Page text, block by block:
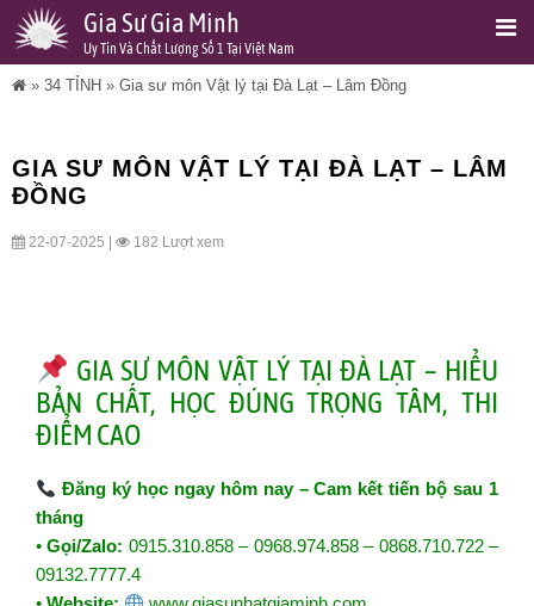
Gia Sư Gia Minh
Uy Tín Và Chất Lượng Số 1 Tại Việt Nam
» 34 TỈNH » Gia sư môn Vật lý tại Đà Lạt – Lâm Đồng
GIA SƯ MÔN VẬT LÝ TẠI ĐÀ LẠT – LÂM
ĐỒNG
22-07-2025 | 182 Lượt xem
GIA SƯ MÔN VẬT LÝ TẠI ĐÀ LẠT – HIỂU
BẢN CHẤT, HỌC ĐÚNG TRỌNG TÂM, THI
ĐIỂM CAO
Đăng ký học ngay hôm nay – Cam kết tiến bộ sau 1
tháng
•Gọi/Zalo: 0915.310.858 – 0968.974.858 – 0868.710.722 –
09132.7777.4